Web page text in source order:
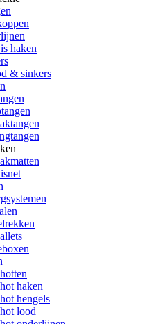
haken
& sinkers
haken
hengels
lood